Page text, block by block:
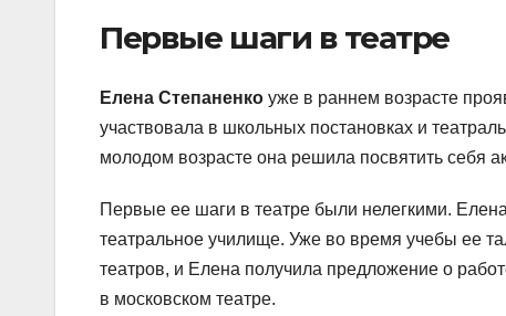
Первые шаги в театре
Елена Степаненко уже в раннем возрасте
участвовала в школьных постановках и
молодом возрасте она решила посвятить себя
Первые ее шаги в театре были нелегкими.
театральное училище. Уже во время учебы ее
театров, и Елена получила предложение о
в московском театре.